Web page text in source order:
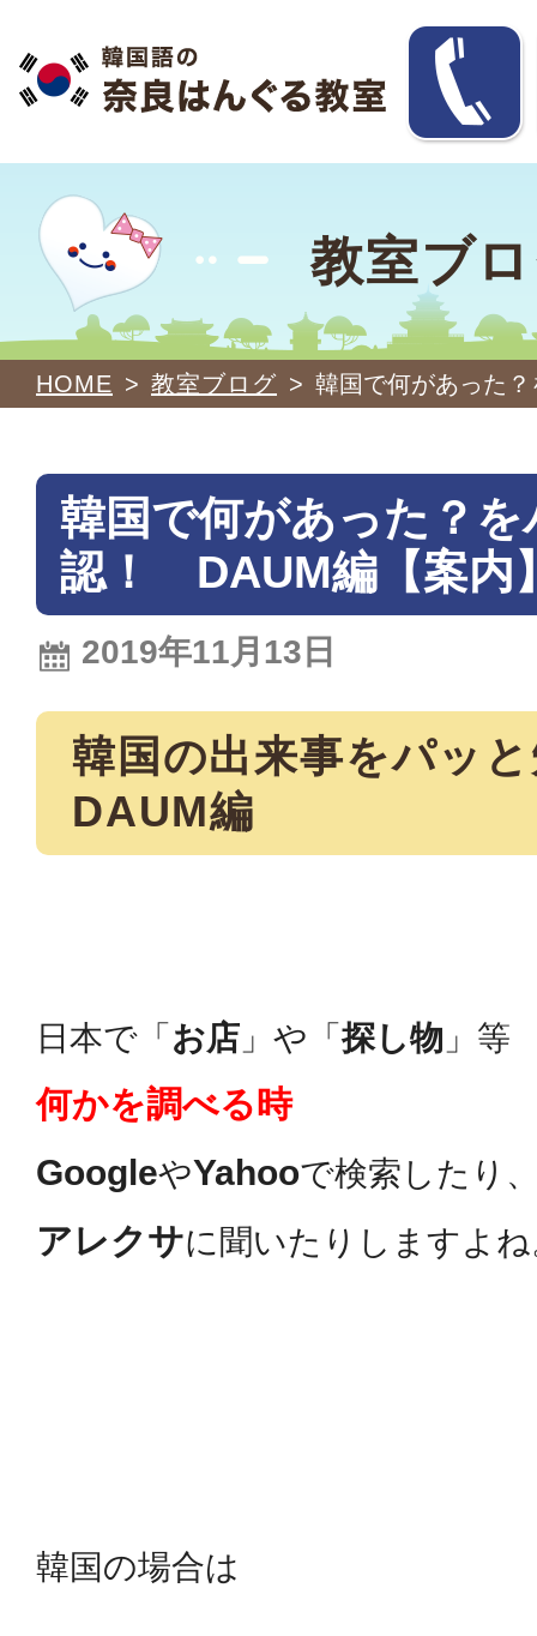
教室ブ
HOME > 教室ブログ >
韓国で何があった？を
認！ DAUM編【案内
2019年11月13日
韓国の出来事をパッ
DAUM編
日本で「 お店 」や「探し物 」等
何かを調べる時
GoogleやYahooで検索したり
アレクサに聞いたりしますよ
韓国の場合は